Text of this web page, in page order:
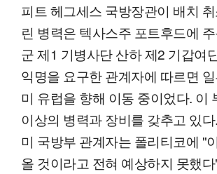
피트 헤그세스 국방장관이 배치
린 병력은 텍사스주 포트후드에
군 제1 기병사단 산하 제2 기갑여
익명을 요구한 관계자에 따르면
미 유럽을 향해 이동 중이었다. 이
이상의 병력과 장비를 갖추고 있다.
미 국방부 관계자는 폴리티코에 "
올 것이라고 전혀 예상하지 못했